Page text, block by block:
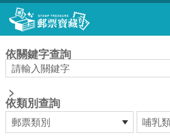
跳到主要內容區塊
依關鍵字查詢
>
依類別查詢